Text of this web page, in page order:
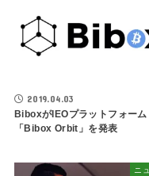
2019.04.03
BiboxがIEOプラットフォーム
「Bibox Orbit」を発表
ニ